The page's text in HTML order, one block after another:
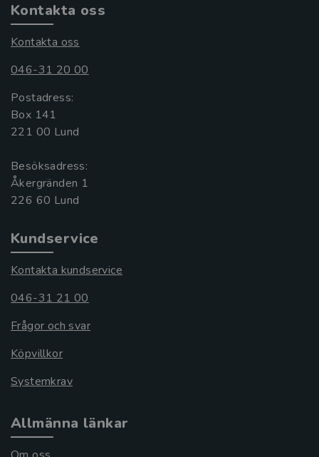
Kontakta oss
Kontakta oss
046-31 20 00
Postadress:
Box 141
221 00 Lund
Besöksadress:
Åkergränden 1
Kundservice
Kontakta kundservice
046-31 21 00
Frågor och svar
Köpvillkor
Systemkrav
Allmänna länkar